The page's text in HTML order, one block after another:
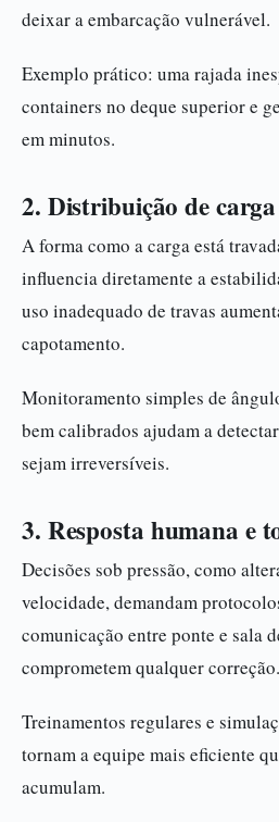
deixar a embarcação vulnerável.
Exemplo prático: uma rajada
containers no deque superior e
em minutos.
2. Distribuição de
A forma como a carga está
influencia diretamente a
uso inadequado de travas
capotamento.
Monitoramento simples de
bem calibrados ajudam a
sejam irreversíveis.
3. Resposta humana e
Decisões sob pressão, como
velocidade, demandam
comunicação entre ponte e sala
comprometem qualquer correção.
Treinamentos regulares e
tornam a equipe mais eficiente
acumulam.